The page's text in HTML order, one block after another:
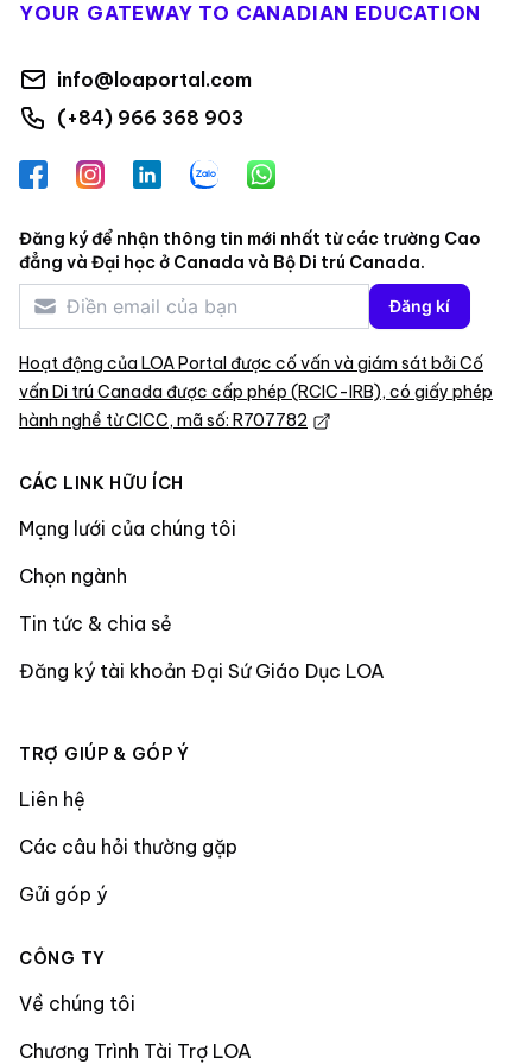
YOUR GATEWAY TO CANADIAN EDUCATION
info@loaportal.com
(+84) 966 368 903
FacebookInstagramLinkedInZalo WhatsApp
Đăng ký để nhận thông tin mới nhất từ các trường Cao
đẳng và Đại học ở Canada và Bộ Di trú Canada.
Đăng kí
Hoạt động của LOA Portal được cố vấn và giám sát bởi Cố
vấn Di trú Canada được cấp phép (RCIC-IRB), có giấy phép
hành nghề từ CICC, mã số: R707782
CÁC LINK HỮU ÍCH
Mạng lưới của chúng tôi
Chọn ngành
Tin tức & chia sẻ
Đăng ký tài khoản Đại Sứ Giáo Dục LOA
TRỢ GIÚP & GÓP Ý
Liên hệ
Các câu hỏi thường gặp
Gửi góp ý
CÔNG TY
Về chúng tôi
Chương Trình Tài Trợ LOA